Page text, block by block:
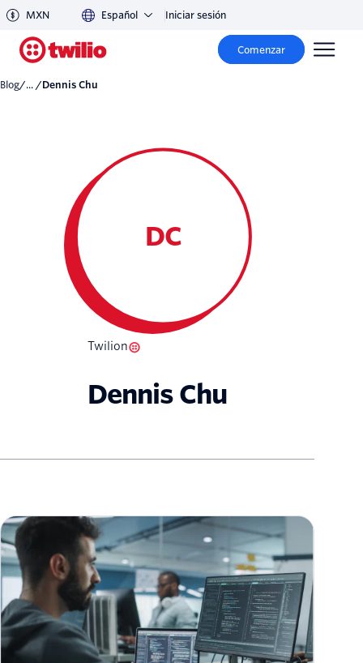
MXN Español Iniciar sesión
Comenzar
Blog/... / Dennis Chu
DC
Twilion
Dennis Chu